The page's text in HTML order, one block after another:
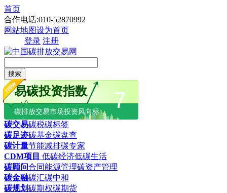
首页
合作电话:010-52870992
网站地图设为首页
登录 注册
搜索
7
易碳投资指数
碳排放交易市场投资风向标
碳交易碳税碳标签
碳足迹碳基金碳盘查
碳计量节能减排碳专家
CDM项目 低碳经济低碳生活
碳顾问合同能源管理碳资产管理
碳金融碳汇碳中和
碳规划碳期权碳期货